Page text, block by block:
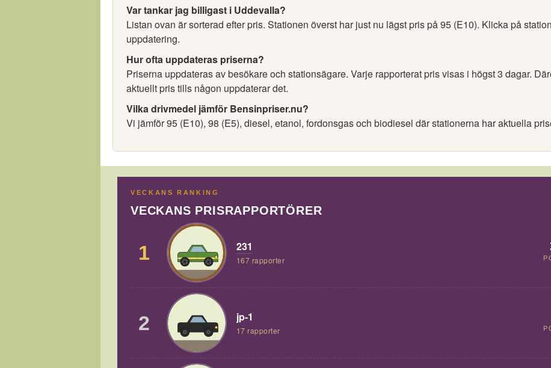
Var tankar jag billigast i Uddevalla?
Listan ovan är sorterad efter pris. Stationen överst har just nu lägst pris på 95 (E10). Klicka på
uppdatering.
Hur ofta uppdateras priserna?
Priserna uppdateras av besökare och stationsägare. Varje rapporterat pris visas i högst 3 dagar.
aktuellt pris tills någon uppdaterar det.
Vilka drivmedel jämför Bensinpriser.nu?
Vi jämför 95 (E10), 98 (E5), diesel, etanol, fordonsgas och biodiesel där stationerna har aktuella
VECKANS RANKING
VECKANS PRISRAPPORTÖRER
1 231
167 rapporter
2 jp-1
17 rapporter